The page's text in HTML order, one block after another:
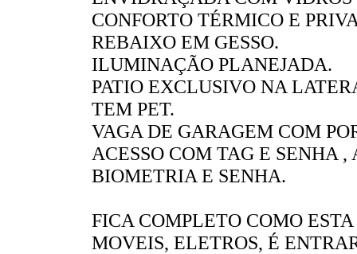
CONFORTO TÉRMICO E
REBAIXO EM GESSO.
ILUMINAÇÃO PLANEJADA.
PATIO EXCLUSIVO NA
TEM PET.
VAGA DE GARAGEM COM
ACESSO COM TAG E SENHA
BIOMETRIA E SENHA.
FICA COMPLETO COMO
MOVEIS, ELETROS, É